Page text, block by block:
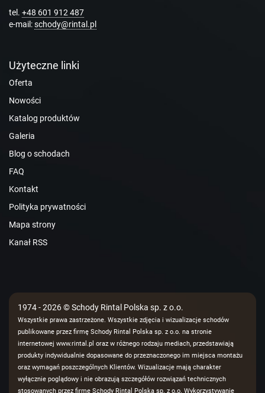
tel. +48 601 912 487
e-mail:schody@rintal.pl
Użyteczne linki
Oferta
Nowości
Katalog produktów
Galeria
Blog o schodach
FAQ
Kontakt
Polityka prywatności
Mapa strony
Kanał RSS
1974 - 2026 © Schody Rintal Polska sp. z o.o.
Wszystkie prawa zastrzeżone. Wszystkie zdjęcia i wizualizacje schodów
publikowane przez firmę Schody Rintal Polska sp. z o.o. na stronie
internetowej www.rintal.pl oraz w różnego rodzaju mediach, przedstawiają
produkty indywidualnie dopasowane do przeznaczonego im miejsca montażu
oraz wymagań poszczególnych Klientów. Wizualizacje mają charakter
wyłącznie poglądowy i nie obrazują szczegółów rozwiązań technicznych
stosowanych przez firmę Schody Rintal Polska sp. z o.o. Wykorzystywanie